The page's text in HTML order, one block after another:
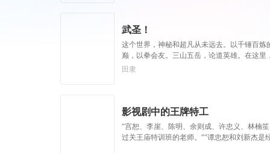
武圣！
这个世界，神秘和超凡从未远去。以千锤百
巅，以拳会友。三山五岳，论道英雄。在这
会”直播是全球收视率最高的节目，武道家为
田隶
影视剧中的王牌特工
“宫恕、李崖、陈明、余则成、许忠义、林楠
过关王庙特训班的老师。”“谭忠恕和刘新杰是